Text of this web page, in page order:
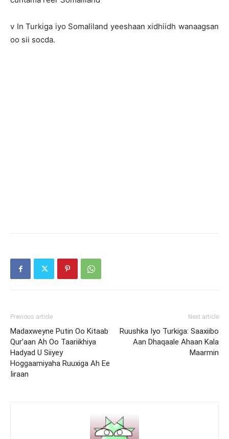
v In Turkiga iyo Somaliland yeeshaan xidhiidh wanaagsan
oo sii socda.
Previous article
Madaxweyne Putin Oo Kitaab
Qur’aan Ah Oo Taariikhiya
Hadyad U Siiyey
Hoggaamiyaha Ruuxiga Ah Ee
Iiraan
Next article
Ruushka Iyo Turkiga: Saaxiibo
Aan Dhaqaale Ahaan Kala
Maarmin